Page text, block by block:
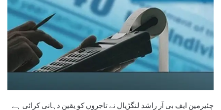
چئیرمین ایف بی آر راشد لنگڑیال نے تاجروں کو یقین دہانی کرائی ہے